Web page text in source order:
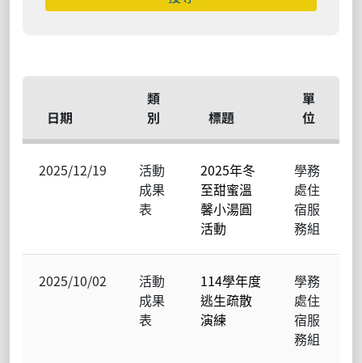
日期
類
別
標題
單
位
2025/12/19
活動
成果
表
2025年冬
至甜蜜溫
馨小湯圓
活動
學務
處住
宿服
務組
2025/10/02
活動
成果
表
114學年度
逃生疏散
演練
學務
處住
宿服
務組